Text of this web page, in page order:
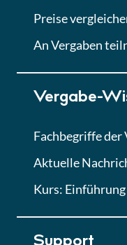
Preise
An Vergaben
Vergabe-
Fachbegriffe der
Aktuelle
Kurs: